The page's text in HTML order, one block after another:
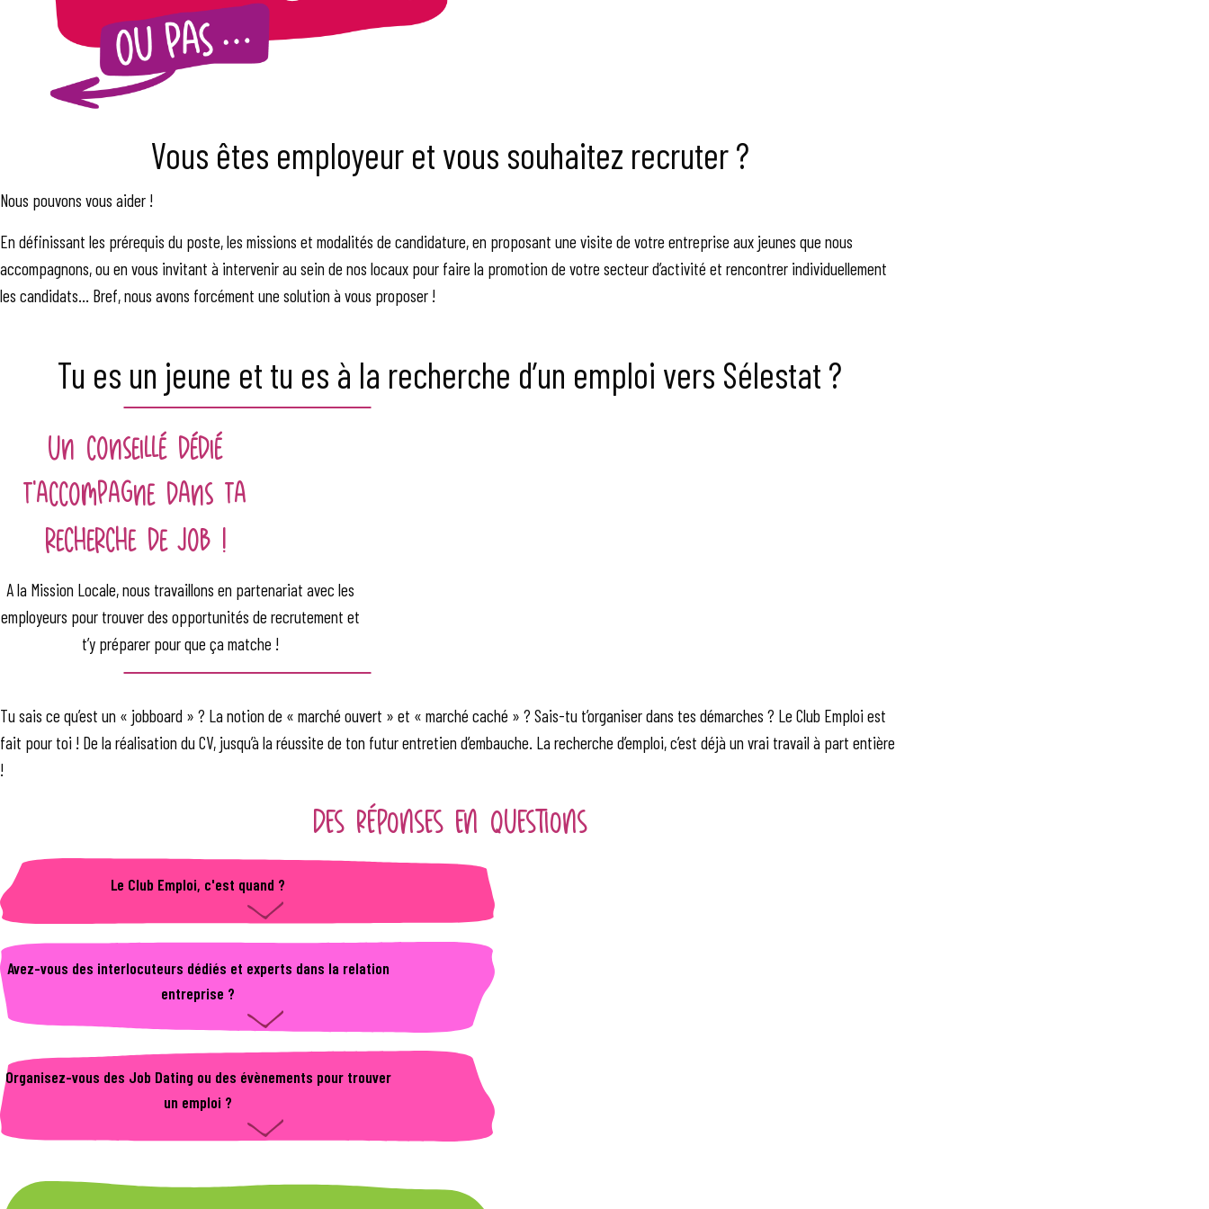
Vous êtes employeur et vous souhaitez recruter ?
Nous pouvons vous aider !
En définissant les prérequis du poste, les missions et modalités de candidature, en proposant une visite de votre entreprise aux jeunes que nous
accompagnons, ou en vous invitant à intervenir au sein de nos locaux pour faire la promotion de votre secteur d’activité et rencontrer individuellement
les candidats… Bref, nous avons forcément une solution à vous proposer !
Tu es un jeune et tu es à la recherche d’un emploi vers Sélestat ?
Un conseillé dédié
t’accompagne dans ta
recherche de job !
A la Mission Locale, nous travaillons en partenariat avec les
employeurs pour trouver des opportunités de recrutement et
t’y préparer pour que ça matche !
Tu sais ce qu’est un « jobboard » ? La notion de « marché ouvert » et « marché caché » ? Sais-tu t’organiser dans tes démarches ? Le Club Emploi est
fait pour toi ! De la réalisation du CV, jusqu’à la réussite de ton futur entretien d’embauche. La recherche d’emploi, c’est déjà un vrai travail à part entière
!
DES RÉPONSES EN QUESTIONS
Le Club Emploi, c'est quand ?
Tous les mois ! Pour participer, appelle-nous, rend-nous visite et
inscrits toi.
Avez-vous des interlocuteurs dédiés et experts dans la relation
entreprise ?
Oui, Pia et Hélène sont les spécialistes de ce domaine et seront
ravies de répondre à toutes vos questions et sollicitations.
Organisez-vous des Job Dating ou des évènements pour trouver
un emploi ?
Oui, nous organisons régulièrement des rencontres entre les
également de manière continue sur les évènements et forums qui